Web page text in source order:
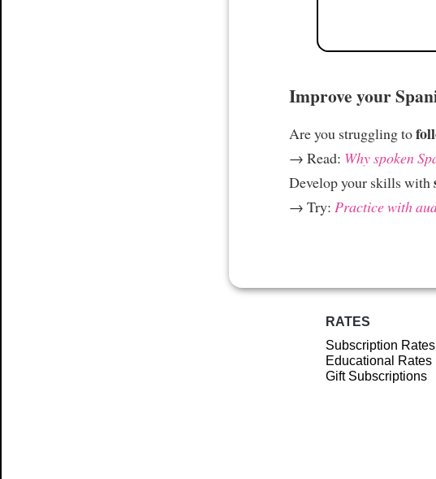
Improve your
Are you struggling to
→ Read: Why spoken
Develop your skills with
→ Try: Practice with
RATES
Subscription Rates
Educational Rates
Gift Subscriptions